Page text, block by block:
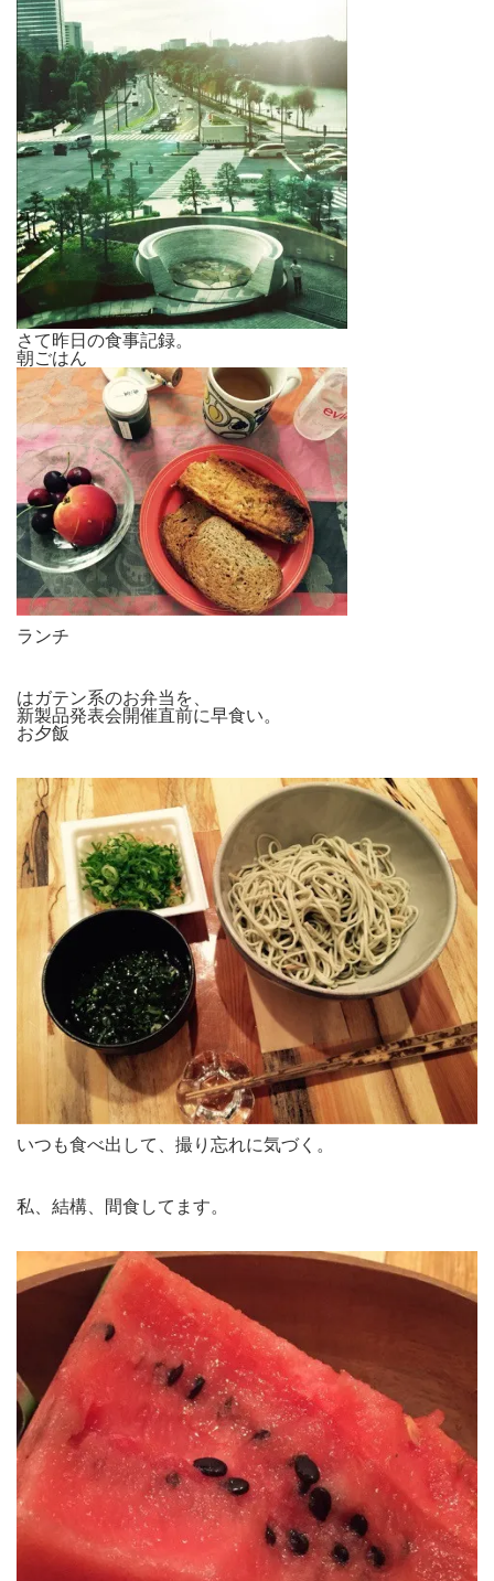
さて昨日の食事記録。
朝ごはん
ランチ
はガテン系のお弁当を、
新製品発表会開催直前に早食い。
お夕飯
いつも食べ出して、撮り忘れに気づく。
私、結構、間食してます。